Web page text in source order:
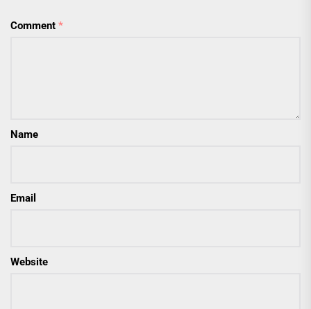
Comment *
Name
Email
Website